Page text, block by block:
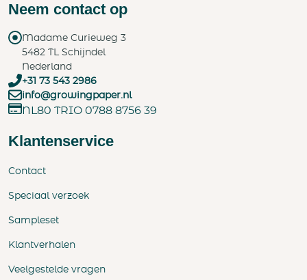
Neem contact op
Madame Curieweg 3
5482 TL Schijndel
Nederland
+31 73 543 2986
info@growingpaper.nl
NL80 TRIO 0788 8756 39
Klantenservice
Contact
Speciaal verzoek
Sampleset
Klantverhalen
Veelgestelde vragen